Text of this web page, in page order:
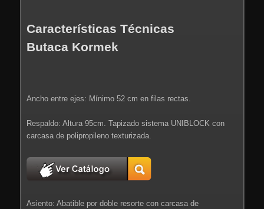
Características Técnicas
Butaca Kormek
Ancho entre ejes: Mínimo 52 cm en filas rectas.
Respaldo: Altura 95cm. Tapizado sistema UNIBLOCK con
carcasa de polipropileno texturizada.
Asiento: Abatible por doble resorte con carcasa de